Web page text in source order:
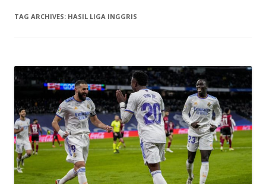
TAG ARCHIVES: HASIL LIGA INGGRIS